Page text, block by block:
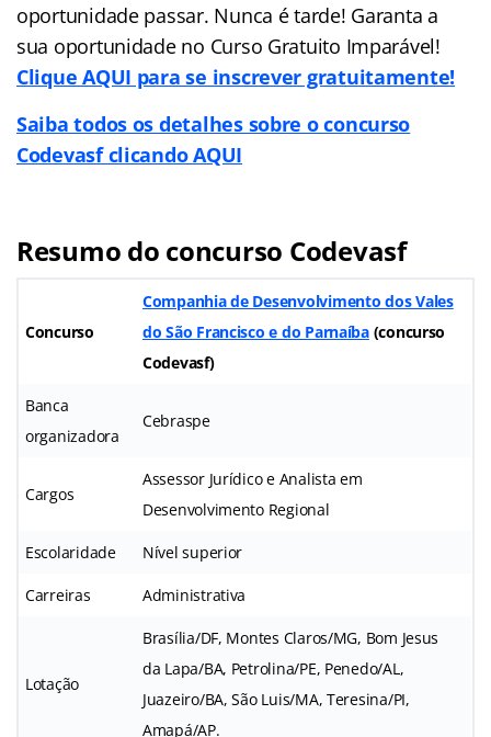
oportunidade passar. Nunca é tarde! Garanta a
sua oportunidade no Curso Gratuito Imparável!
Clique AQUI para se inscrever gratuitamente!
Saiba todos os detalhes sobre o concurso
Codevasf clicando AQUI
Resumo do concurso Codevasf
Concurso
Companhia de Desenvolvimento dos Vales
do São Francisco e do Parnaíba(concurso
Codevasf)
Banca
organizadora
Cebraspe
Cargos
Assessor Jurídico e Analista em
Desenvolvimento Regional
Escolaridade Nível superior
Carreiras Administrativa
Lotação
Brasília/DF, Montes Claros/MG, Bom Jesus
da Lapa/BA, Petrolina/PE, Penedo/AL,
Juazeiro/BA, São Luis/MA, Teresina/PI,
Amapá/AP.